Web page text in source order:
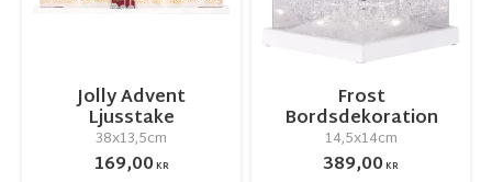
Jolly Advent
Ljusstake
38x13,5cm
169,00KR
Frost
Bordsdekoration
14,5x14cm
389,00KR